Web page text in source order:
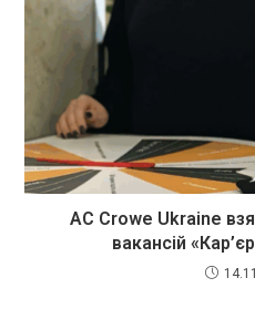
AC Crowe Ukraine
вакансій